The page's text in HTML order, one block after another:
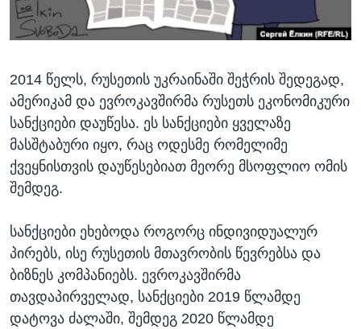
ᲘᲜᲢᲔᲠᲕᲘᲣ
ᲒᲐᲚᲘᲚᲔᲝ
ᲓᲔᲖᲘᲜᲤᲝᲠᲛᲐᲪᲘᲐ
2014 წელს, რუსეთის უკრაინაში შეჭრის შედეგად,
ამერიკამ და ევროკავშირმა რუსეთს ეკონომიკური
სანქციები დაუწესა. ეს სანქციები ყველაზე
მასშტაბური იყო, რაც ოდესმე რომელიმე
ქვეყნისთვის დაუწესებიათ მეორე მსოფლიო ომის
შემდეგ.
სანქციები ეხებოდა როგორც ინდივიდუალურ
პირებს, ისე რუსეთის მთავრობის წევრებსა და
ბიზნეს კომპანიებს. ევროკავშირმა
თავდაპირველად, სანქციები 2019 წლამდე
დატოვა ძალაში, შემდეგ 2020 წლამდე